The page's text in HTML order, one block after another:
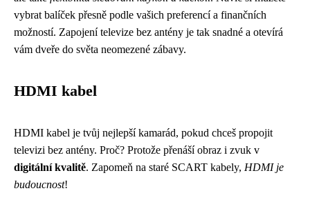
vybrat balíček přesně podle vašich preferencí a finančních
možností. Zapojení televize bez antény je tak snadné a otevírá
vám dveře do světa neomezené zábavy.
HDMI kabel
HDMI kabel je tvůj nejlepší kamarád, pokud chceš propojit
televizi bez antény. Proč? Protože přenáší obraz i zvuk v
digitální kvalitě. Zapomeň na staré SCART kabely, HDMI je
budoucnost!